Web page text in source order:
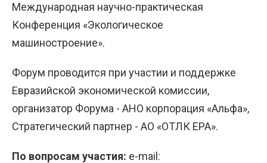
Международная научно-практическая
Конференция «Экологическое
машиностроение».
Форум проводится при участии и поддержке
Евразийской экономической комиссии,
организатор Форума - АНО корпорация «Альфа»,
Стратегический партнер - АО «ОТЛК ЕРА».
По вопросам участия: e-mail: